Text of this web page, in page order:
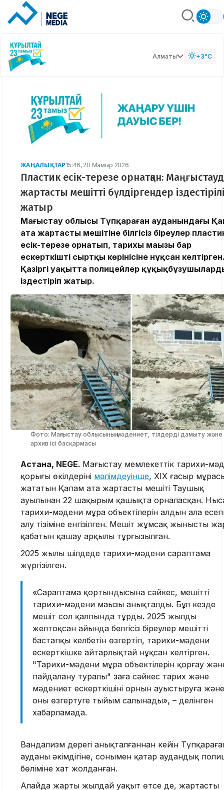
Алматы +3°C
ЖАҢАЛЫҚТАР 15:46, 20 Мамыр 2026
Пластик есік-терезе орнатқан:
жартасты мешітті бүлдіргендер
жатыр
Маңғыстау облысы Түпқараған ауданындағы
ата жартасты мешітіне білгісіз біреулер
есік-терезе орнатып, тарихы маңызы бар
ескерткіштің сыртқы көрінісіне нұқсан
Қазіргі уақытта полицейлер
іздестіріп жатыр.
Фото: Маңғыстау облысының мәдениет, тілдерді дамыту және
архив ісі басқармасы
Астана, NEGE. Маңғыстау мемлекеттік тарихи-
қорығы өкілдерінің мәлімдеуінше, ХІХ ғасыр
жататын Қапам ата жартасты мешіті Таушық
ауылынан 22 шақырым қашықта орналасқан.
тарихи-мәдени мұра объектілерін алдын ала
алу тізіміне енгізілген. Мешіт жұмсақ жынысты
қабатын қашау арқылы тұрғызылған.
2025 жылы шілдеде тарихи-мәдени сараптама
жүргізілген.
«Сараптама қортындысына сәйкес, мешіттің
тарихи-мәдени маңызы анықталды. Бұл кезде
мешіт сол қалпында тұрды. 2025 жылдың
желтоқсан айында белгісіз біреулер мешіттің
бастапқы келбетін өзгертіп, тарихи-мәдени
ескерткішке айтарлықтай нұқсан келтірген.
"Тарихи-мәдени мұра объектілерін қорғау
пайдалану туралы" заңға сәйкес тарих және
мәдениет ескерткішінің орнын ауыстыруға және
оны өзгертуге тыйым салынады», – делінген
хабарламада.
Вандализм дерегі анықталғаннан кейін
ауданы әкімдігіне, сонымен қатар аудандық
бөліміне хат жолданған.
Алайда жарты жылдай уақыт өтсе де, жартасты